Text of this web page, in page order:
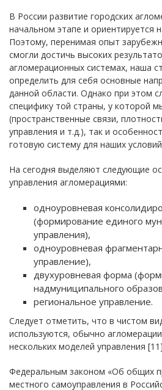
В России развитие городских
начальном этапе и ориентируется
Поэтому, перенимая опыт
смогли достичь высоких
агломерационных системах, наша
определить для себя основные
данной области. Однако при этом
специфику той страны, у которой
(пространственные связи,
управления и т.д.), так и
готовую систему для наших
На сегодня выделяют следующие
управления агломерациями:
одноуровневая
(формирование единого
управления),
одноуровневая
управление),
двухуровневая форма
надмуниципального
региональное управление.
Следует отметить, что в чистом
используются, обычно
нескольких моделей управления
Федеральным законом «Об общих
местного самоуправления в